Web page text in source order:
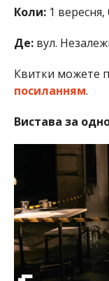
Коли: 1 вересня,
Де: вул.
Квитки можете
посиланням.
Вистава за